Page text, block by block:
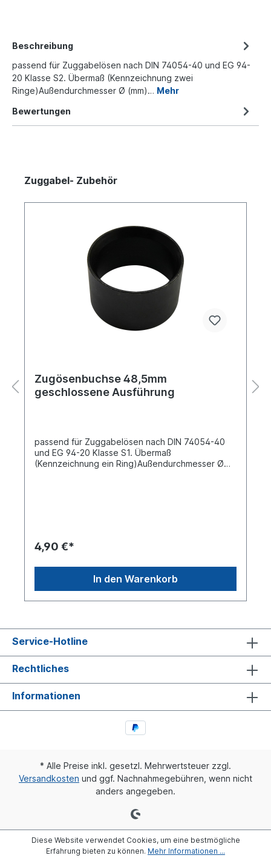
Beschreibung
passend für Zuggabelösen nach DIN 74054-40 und EG 94-
20 Klasse S2. Übermaß (Kennzeichnung zwei
Ringe)Außendurchmesser Ø (mm)… Mehr
Bewertungen
Zuggabel- Zubehör
Zugösenbuchse 48,5mm
geschlossene Ausführung
passend für Zuggabelösen nach DIN 74054-40
und EG 94-20 Klasse S1. Übermaß
(Kennzeichnung ein Ring)Außendurchmesser Ø
4,90 €*
In den Warenkorb
Service-Hotline
Rechtliches
Informationen
* Alle Preise inkl. gesetzl. Mehrwertsteuer zzgl.
Versandkosten und ggf. Nachnahmegebühren, wenn nicht
anders angegeben.
Diese Website verwendet Cookies, um eine bestmögliche
Erfahrung bieten zu können. Mehr Informationen ...